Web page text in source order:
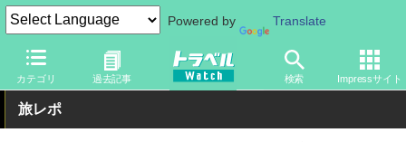
Powered by Translate
カテゴリ 過去記事 検索 Impressサイト
トラベル Watch 地域 国内旅行 近畿
旅レポ